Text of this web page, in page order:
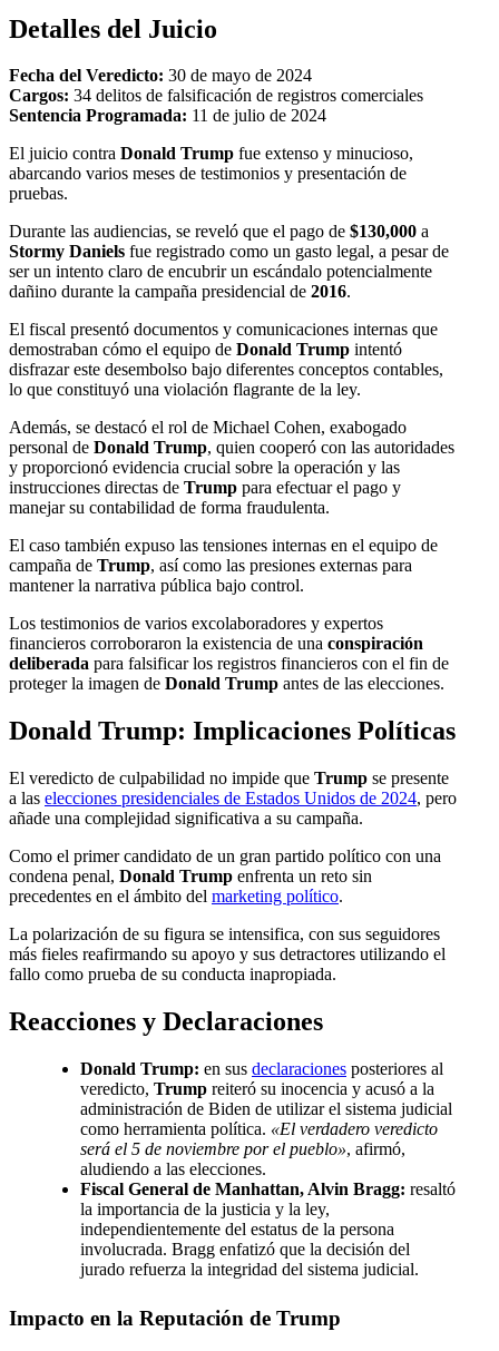
Detalles del Juicio
Fecha del Veredicto: 30 de mayo de 2024
Cargos: 34 delitos de falsificación de registros comerciales
Sentencia Programada: 11 de julio de 2024
El juicio contra Donald Trump fue extenso y minucioso,
abarcando varios meses de testimonios y presentación de
pruebas.
Durante las audiencias, se reveló que el pago de $130,000 a
Stormy Daniels fue registrado como un gasto legal, a pesar de
ser un intento claro de encubrir un escándalo potencialmente
dañino durante la campaña presidencial de 2016.
El fiscal presentó documentos y comunicaciones internas que
demostraban cómo el equipo de Donald Trump intentó
disfrazar este desembolso bajo diferentes conceptos contables,
lo que constituyó una violación flagrante de la ley.
Además, se destacó el rol de Michael Cohen, exabogado
personal de Donald Trump, quien cooperó con las autoridades
y proporcionó evidencia crucial sobre la operación y las
instrucciones directas de Trump para efectuar el pago y
manejar su contabilidad de forma fraudulenta.
El caso también expuso las tensiones internas en el equipo de
campaña de Trump, así como las presiones externas para
mantener la narrativa pública bajo control.
Los testimonios de varios excolaboradores y expertos
financieros corroboraron la existencia de una conspiración
deliberada para falsificar los registros financieros con el fin de
proteger la imagen de Donald Trump antes de las elecciones.
Donald Trump: Implicaciones Políticas
El veredicto de culpabilidad no impide que Trump se presente
a las elecciones presidenciales de Estados Unidos de 2024, pero
añade una complejidad significativa a su campaña.
Como el primer candidato de un gran partido político con una
condena penal, Donald Trump enfrenta un reto sin
precedentes en el ámbito del marketing político.
La polarización de su figura se intensifica, con sus seguidores
más fieles reafirmando su apoyo y sus detractores utilizando el
fallo como prueba de su conducta inapropiada.
Reacciones y Declaraciones
Donald Trump: en sus declaraciones posteriores al
veredicto, Trump reiteró su inocencia y acusó a la
administración de Biden de utilizar el sistema judicial
como herramienta política. «El verdadero veredicto
será el 5 de noviembre por el pueblo», afirmó,
aludiendo a las elecciones.
Fiscal General de Manhattan, Alvin Bragg: resaltó
la importancia de la justicia y la ley,
independientemente del estatus de la persona
involucrada. Bragg enfatizó que la decisión del
jurado refuerza la integridad del sistema judicial.
Impacto en la Reputación de Trump